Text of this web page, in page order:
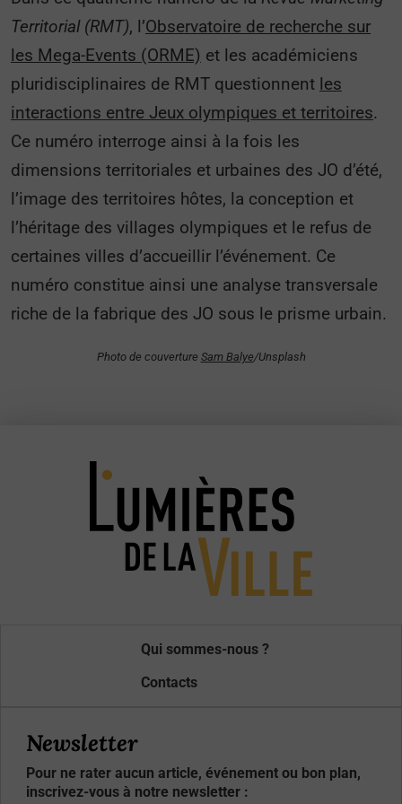
Territorial (RMT), l’Observatoire de recherche sur
les Mega-Events (ORME) et les académiciens
pluridisciplinaires de RMT questionnent les
interactions entre Jeux olympiques et territoires.
Ce numéro interroge ainsi à la fois les
dimensions territoriales et urbaines des JO d’été,
l’image des territoires hôtes, la conception et
l’héritage des villages olympiques et le refus de
certaines villes d’accueillir l’événement. Ce
numéro constitue ainsi une analyse transversale
riche de la fabrique des JO sous le prisme urbain.
Photo de couverture Sam Balye/Unsplash
Qui sommes-nous ?
Contacts
Newsletter
Pour ne rater aucun article, événement ou bon plan,
inscrivez-vous à notre newsletter :